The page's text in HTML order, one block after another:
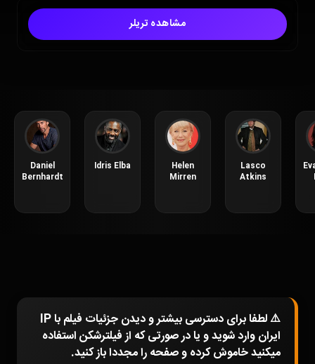
مشاهده تریلر
Daniel
Bernhardt
Idris Elba
Helen
Mirren
Lasco
Atkins
⚠️ لطفا برای دسترسی بیشتر و دیدن جزئیات فیلم با IP
ایران وارد شوید و یا در صورتی که از فیلترشکن استفاده
میکنید خاموش کرده و صفحه را مجددا باز کنید.